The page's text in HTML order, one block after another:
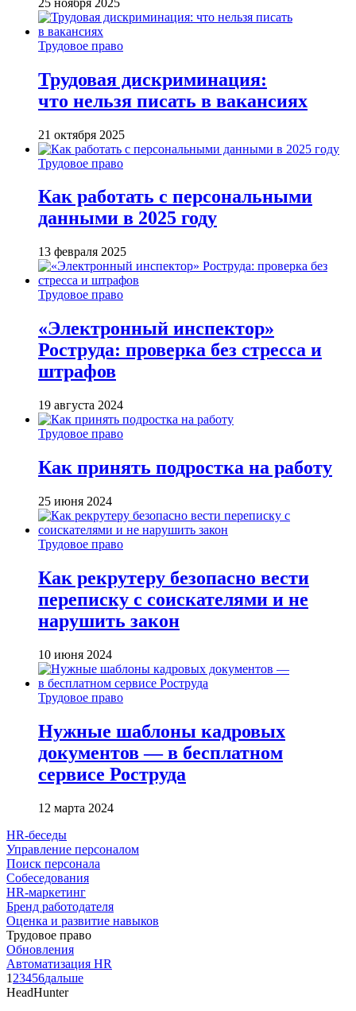
Трудовое право
Трудовая дискриминация:
что нельзя писать в вакансиях
21 октября 2025
Трудовое право
Как работать с персональными
данными в 2025 году
13 февраля 2025
Трудовое право
«Электронный инспектор»
Роструда: проверка без стресса и
штрафов
19 августа 2024
Трудовое право
Как принять подростка на работу
25 июня 2024
Трудовое право
Как рекрутеру безопасно вести
переписку с соискателями и не
нарушить закон
10 июня 2024
Трудовое право
Нужные шаблоны кадровых
документов — в бесплатном
сервисе Роструда
12 марта 2024
HR-беседы
Управление персоналом
Поиск персонала
Собеседования
HR-маркетинг
Бренд работодателя
Оценка и развитие навыков
Трудовое право
Обновления
Автоматизация HR
1 23456дальше
HeadHunter